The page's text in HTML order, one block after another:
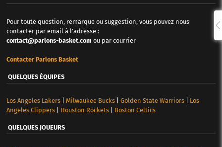
Pour toute question, remarque ou suggestion, vous pouvez nous
contacter par email à l'adresse :
contact@parlons-basket.com ou par courrier
Contacter Parlons Basket
QUELQUES ÉQUIPES
Los Angeles Lakers| Milwaukee Bucks| Golden State Warriors| Los
Angeles Clippers| Houston Rockets| Boston Celtics
QUELQUES JOUEURS